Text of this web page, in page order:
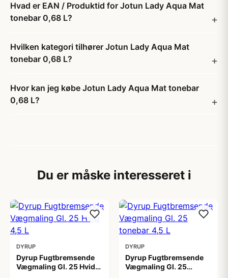
Hvad er EAN / Produktid for Jotun Lady Aqua Mat
tonebar 0,68 L?
Hvilken kategori tilhører Jotun Lady Aqua Mat
tonebar 0,68 L?
Hvor kan jeg købe Jotun Lady Aqua Mat tonebar
0,68 L?
Du er måske interesseret i
DYRUP
Dyrup Fugtbremsende
Vægmaling Gl. 25 Hvid
DYRUP
Dyrup Fugtbremsende
Vægmaling Gl. 25